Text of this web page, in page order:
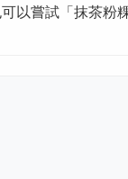
以嘗試「抹茶粉